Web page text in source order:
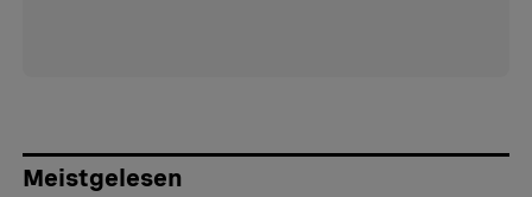
Meistgelesen